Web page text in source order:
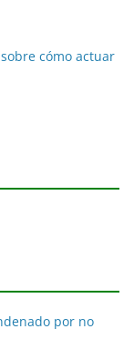
cómo actuar
por no